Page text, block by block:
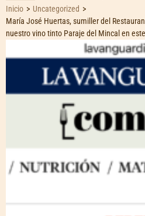
Inicio > Uncategorized >
María José Huertas, sumiller del
nuestro vino tinto Paraje del Mincal en